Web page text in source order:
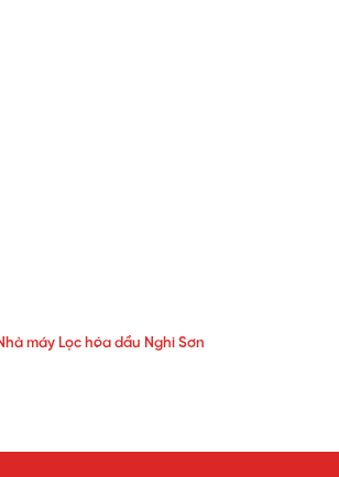
máy Lọc hóa dầu Nghi Sơn